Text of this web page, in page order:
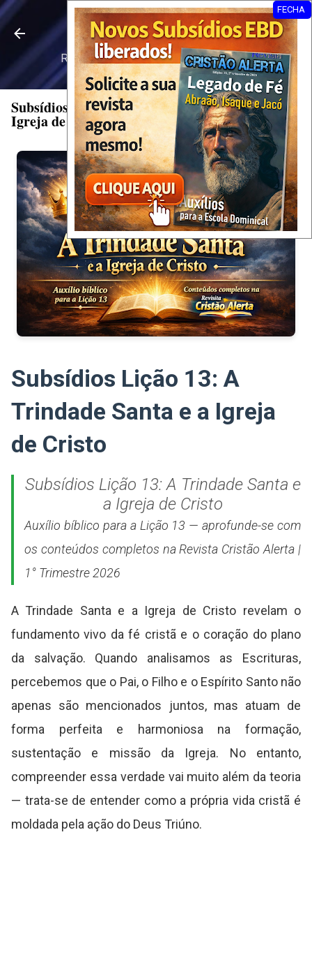
Pular para o conteúdo principal
Revista Cristão Alerta
Revista Digital • Slides EBD • Escola
Dominical
Subsídios Lição 13: A Trindade Santa e a
Igreja de Cristo
Subsídios Lição 13: A
Trindade Santa e a Igreja
de Cristo
Subsídios Lição 13: A Trindade Santa e
a Igreja de Cristo
Auxílio bíblico para a Lição 13 — aprofunde-se com
os conteúdos completos na Revista Cristão Alerta |
1° Trimestre 2026
A Trindade Santa e a Igreja de Cristo revelam o
fundamento vivo da fé cristã e o coração do plano
da salvação. Quando analisamos as Escrituras,
percebemos que o Pai, o Filho e o Espírito Santo não
apenas são mencionados juntos, mas atuam de
forma perfeita e harmoniosa na formação,
sustentação e missão da Igreja. No entanto,
compreender essa verdade vai muito além da teoria
— trata-se de entender como a própria vida cristã é
moldada pela ação do Deus Triúno.
FECHA